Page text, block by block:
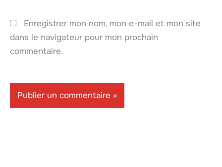
Enregistrer mon nom, mon e-mail et mon site
dans le navigateur pour mon prochain
commentaire.